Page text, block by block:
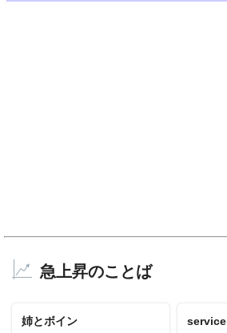
急上昇のことば
姉とボイン service